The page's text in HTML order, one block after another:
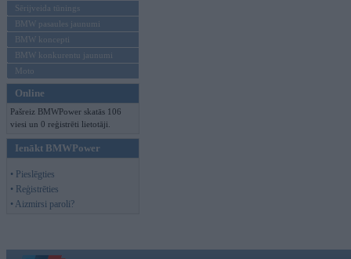
Sērijveida tūnings
BMW pasaules jaunumi
BMW koncepti
BMW konkurentu jaunumi
Moto
Online
Pašreiz BMWPower skatās 106
viesi un 0 reģistrēti lietotāji.
Ienākt BMWPower
• Pieslēgties
• Reģistrēties
• Aizmirsi paroli?